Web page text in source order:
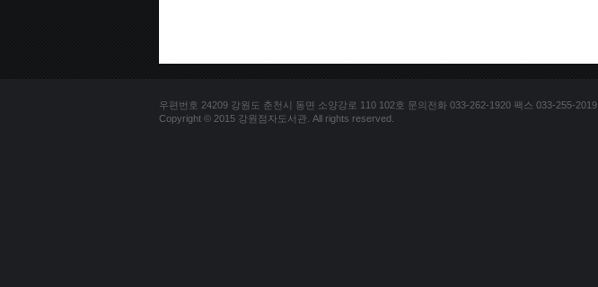
우편번호 24209 강원도 춘천시 동면 소양강로 110 102호 문의전화 033-262-1920 팩스 033-255-2019
Copyright © 2015 강원점자도서관. All rights reserved.